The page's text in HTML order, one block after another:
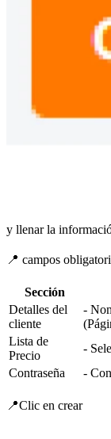
y llenar la
📍 campos
Sección
Detalles del
cliente
-
Lista de
Precio
-
Contraseña
-
📍Clic en crear